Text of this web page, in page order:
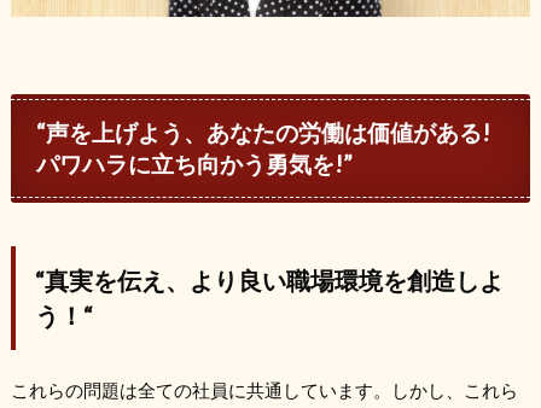
“声を上げよう、あなたの労働は価値がある!
パワハラに立ち向かう勇気を!”
“真実を伝え、より良い職場環境を創造しよ
う！ “
これらの問題は全ての社員に共通しています。しかし、これら